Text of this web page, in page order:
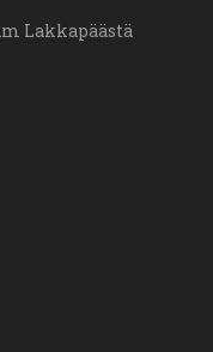
Lakkapäästä